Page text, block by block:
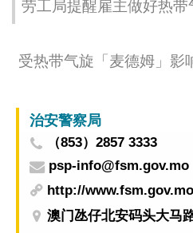
劳工局提醒雇主做好热
受热带气旋「麦德姆」影
治安警察局
（853）2857 3333
psp-info@fsm.gov.mo
http://
澳门氹仔北安码头大马